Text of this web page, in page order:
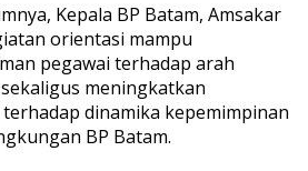
Kepala BP Batam, Amsakar
orientasi mampu
pegawai terhadap arah
meningkatkan
dinamika kepemimpinan
BP Batam.